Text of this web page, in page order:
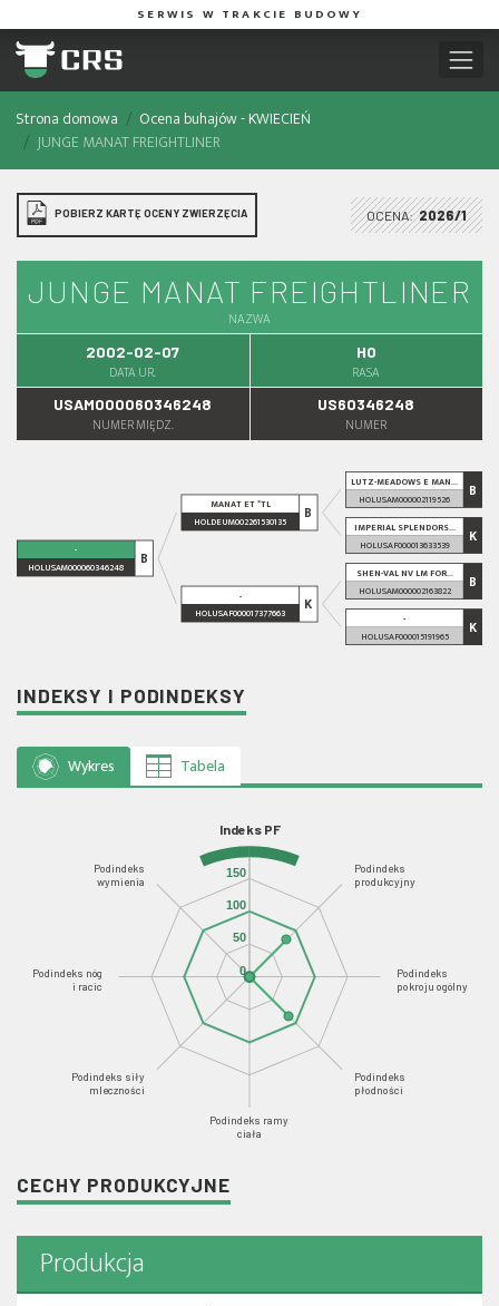
SERWIS W TRAKCIE BUDOWY
Strona domowa
Ocena buhajów - KWIECIEŃ
JUNGE MANAT FREIGHTLINER
POBIERZ KARTĘ OCENY ZWIERZĘCIA OCENA: 2026/1
JUNGE MANAT FREIGHTLINER
NAZWA
2002-02-07
DATA UR.
HO
RASA
USAM000060346248
NUMER MIĘDZ.
US60346248
NUMER
-
HOLUSAM000060346248 B
MANAT ET *TL
HOLDEUM002261530135 B
-
HOLUSAF000017377663
K
LUTZ-MEADOWS E MAN...
HOLUSAM000002119526
B
IMPERIAL SPLENDORS...
HOLUSAF000013633539
K
SHEN-VAL NV LM FOR...
HOLUSAM000002163822
B
-
HOLUSAF000015191965 K
INDEKSY I PODINDEKSY
Wykres Tabela
Indeks PF
Podindeks
produkcyjny
Podindeks
pokroju ogólny
Podindeks
płodności
Podindeks ramy
ciała
Podindeks siły
mleczności
Podindeks nóg
i racic
Podindeks
wymienia
0
50
100
150
CECHY PRODUKCYJNE
Produkcja